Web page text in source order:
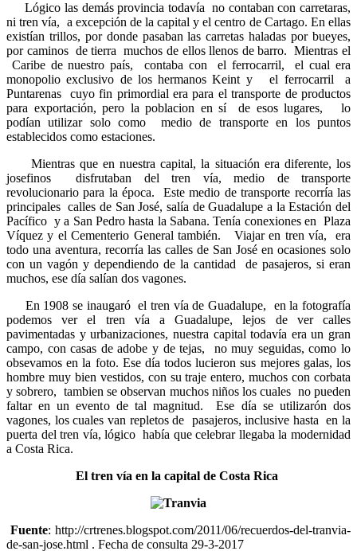
Lógico las demás provincia todavía no contaban con carretaras,
ni tren vía, a excepción de la capital y el centro de Cartago. En ellas
existían trillos, por donde pasaban las carretas haladas por bueyes,
por caminos de tierra muchos de ellos llenos de barro. Mientras el
Caribe de nuestro país, contaba con el ferrocarril, el cual era
monopolio exclusivo de los hermanos Keint y el ferrocarril a
Puntarenas cuyo fin primordial era para el transporte de productos
para exportación, pero la poblacion en sí de esos lugares, lo
podían utilizar solo como medio de transporte en los puntos
establecidos como estaciones.
Mientras que en nuestra capital, la situación era diferente, los
josefinos disfrutaban del tren vía, medio de transporte
revolucionario para la época. Este medio de transporte recorría las
principales calles de San José, salía de Guadalupe a la Estación del
Pacífico y a San Pedro hasta la Sabana. Tenía conexiones en Plaza
Víquez y el Cementerio General también. Viajar en tren vía, era
todo una aventura, recorría las calles de San José en ocasiones solo
con un vagón y dependiendo de la cantidad de pasajeros, si eran
muchos, ese día salían dos vagones.
En 1908 se inaugaró el tren vía de Guadalupe, en la fotografía
podemos ver el tren vía a Guadalupe, lejos de ver calles
pavimentadas y urbanizaciones, nuestra capital todavía era un gran
campo, con casas de adobe y de tejas, no muy seguidas, como lo
obsevamos en la foto. Ese día todos lucieron sus mejores galas, los
hombre muy bien vestidos, con su traje entero, muchos con corbata
y sobrero, tambien se observan muchos niños los cuales no pueden
faltar en un evento de tal magnitud. Ese día se utilizarón dos
vagones, los cuales van repletos de pasajeros, inclusive hasta en la
puerta del tren vía, lógico había que celebrar llegaba la modernidad
a Costa Rica.
El tren vía en la capital de Costa Rica
Fuente: http://crtrenes.blogspot.com/2011/06/recuerdos-del-tranvia-
de-san-jose.html . Fecha de consulta 29-3-2017